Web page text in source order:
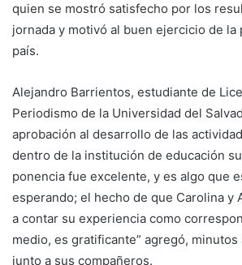
quien se mostró satisfecho por los
jornada y motivó al buen ejercicio de la
país.
Alejandro Barrientos, estudiante de
Periodismo de la Universidad del
aprobación al desarrollo de las
dentro de la institución de educación
ponencia fue excelente, y es algo que
esperando; el hecho de que Carolina y
a contar su experiencia como
medio, es gratificante” agregó,
junto a sus compañeros.